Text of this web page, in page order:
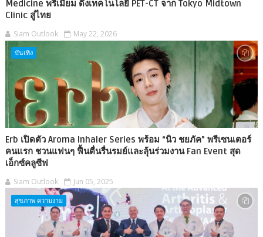
Medicine พรีเมียม ดึงเทคโนโลยี PET-CT จาก Tokyo Midtown
Clinic สู่ไทย
Siam Outlook May 22, 2026
บันเทิง
Erb เปิดตัว Aroma Inhaler Series พร้อม “นิว ชยภัค” พรีเซนเตอร์
คนแรก ชวนแฟนๆ ฟื้นตื่นรื่นรมย์และลุ้นร่วมงาน Fan Event สุด
เอ็กซ์คลูซีฟ
Siam Outlook Jun 05, 2025
สุขภาพ ความงาม